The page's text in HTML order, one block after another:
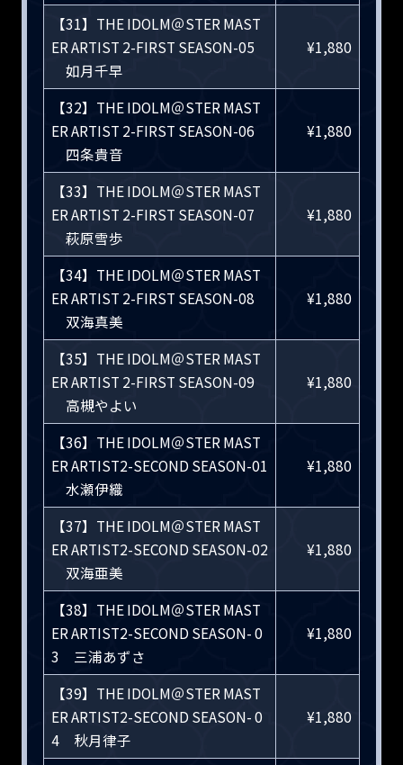
【31】THE IDOLM＠STER MAST
ER ARTIST 2-FIRST SEASON-05
如月千早
¥1,880
【32】THE IDOLM＠STER MAST
ER ARTIST 2-FIRST SEASON-06
四条貴音
¥1,880
【33】THE IDOLM＠STER MAST
ER ARTIST 2-FIRST SEASON-07
萩原雪歩
¥1,880
【34】THE IDOLM＠STER MAST
ER ARTIST 2-FIRST SEASON-08
双海真美
¥1,880
【35】THE IDOLM＠STER MAST
ER ARTIST 2-FIRST SEASON-09
高槻やよい
¥1,880
【36】THE IDOLM＠STER MAST
ER ARTIST2-SECOND SEASON-01
水瀬伊織
¥1,880
【37】THE IDOLM＠STER MAST
ER ARTIST2-SECOND SEASON-02
双海亜美
¥1,880
【38】THE IDOLM＠STER MAST
ER ARTIST2-SECOND SEASON- 0
3 三浦あずさ
¥1,880
【39】THE IDOLM＠STER MAST
ER ARTIST2-SECOND SEASON- 0
4 秋月律子
¥1,880